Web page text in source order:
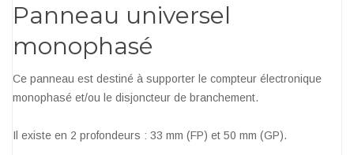
Panneau universel
monophasé
Ce panneau est destiné à supporter le compteur électronique
monophasé et/ou le disjoncteur de branchement.
Il existe en 2 profondeurs : 33 mm (FP) et 50 mm (GP).